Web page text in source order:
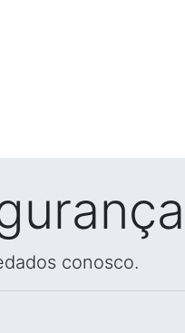
conosco.